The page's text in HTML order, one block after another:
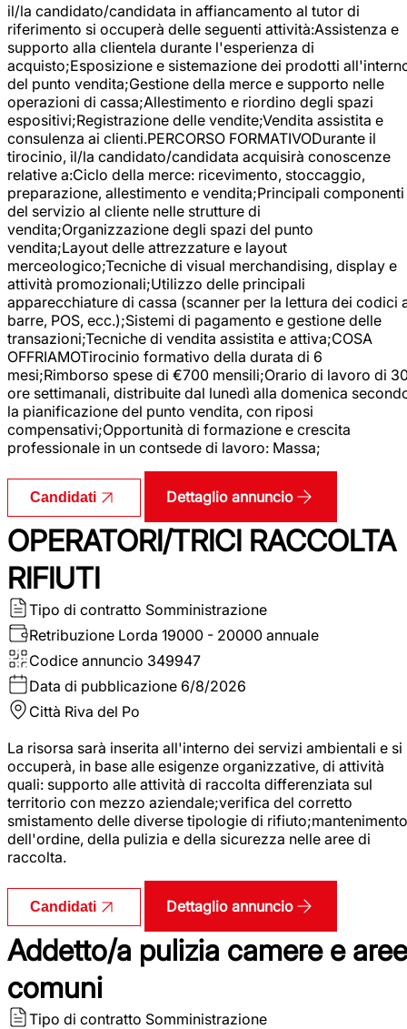
il/la candidato/candidata in affiancamento al tutor di
riferimento si occuperà delle seguenti attività:Assistenza e
supporto alla clientela durante l'esperienza di
acquisto;Esposizione e sistemazione dei prodotti
del punto vendita;Gestione della merce e supporto nelle
operazioni di cassa;Allestimento e riordino degli spazi
espositivi;Registrazione delle vendite;Vendita assistita e
consulenza ai clienti.PERCORSO FORMATIVODurante il
tirocinio, il/la candidato/candidata acquisirà conoscenze
relative a:Ciclo della merce: ricevimento, stoccaggio,
preparazione, allestimento e vendita;Principali componenti
del servizio al cliente nelle strutture di
vendita;Organizzazione degli spazi del punto
vendita;Layout delle attrezzature e layout
merceologico;Tecniche di visual merchandising, display e
attività promozionali;Utilizzo delle principali
apparecchiature di cassa (scanner per la lettura dei codici
barre, POS, ecc.);Sistemi di pagamento e gestione delle
transazioni;Tecniche di vendita assistita e attiva;COSA
OFFRIAMOTirocinio formativo della durata di 6
mesi;Rimborso spese di €700 mensili;Orario di lavoro di
ore settimanali, distribuite dal lunedì alla domenica
la pianificazione del punto vendita, con riposi
compensativi;Opportunità di formazione e crescita
professionale in un contsede di lavoro: Massa;
Candidati Dettaglio annuncio
OPERATORI/TRICI RACCOLTA
RIFIUTI
Tipo di contratto Somministrazione
Retribuzione Lorda 19000 - 20000 annuale
Codice annuncio 349947
Data di pubblicazione 6/8/2026
Città Riva del Po
La risorsa sarà inserita all'interno dei servizi ambientali e si
occuperà, in base alle esigenze organizzative, di attività
quali: supporto alle attività di raccolta differenziata sul
territorio con mezzo aziendale;verifica del corretto
smistamento delle diverse tipologie di rifiuto;mantenimento
dell'ordine, della pulizia e della sicurezza nelle aree di
raccolta.
Candidati Dettaglio annuncio
Addetto/a pulizia camere e aree
comuni
Tipo di contratto Somministrazione